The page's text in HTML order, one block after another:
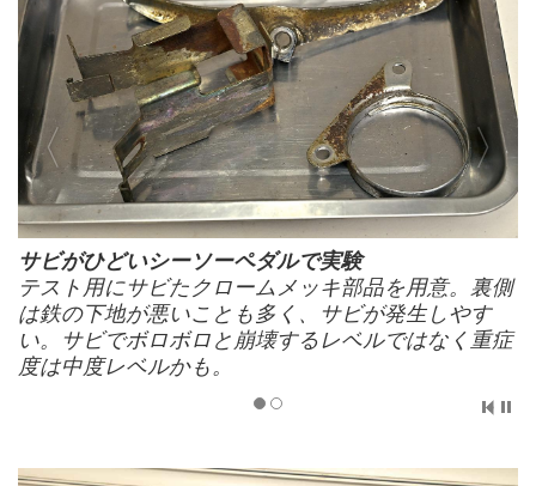
サビがひどいシーソーペダルで実験
テスト用にサビたクロームメッキ部品を用意。裏側
は鉄の下地が悪いことも多く、サビが発生しやす
い。サビでボロボロと崩壊するレベルではなく重症
度は中度レベルかも。